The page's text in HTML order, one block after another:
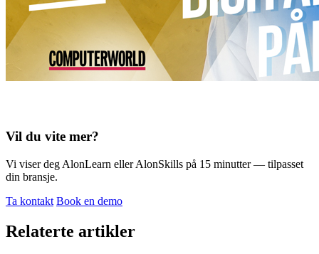
Vil du vite mer?
Vi viser deg AlonLearn eller AlonSkills på 15 minutter — tilpasset
din bransje.
Ta kontakt Book en demo
Relaterte artikler